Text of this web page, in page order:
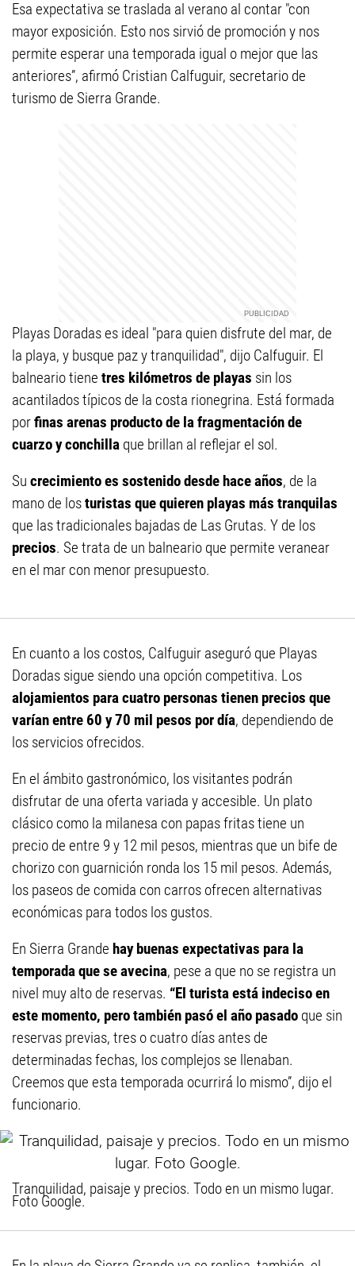
Esa expectativa se traslada al verano al contar "con
mayor exposición. Esto nos sirvió de promoción y nos
permite esperar una temporada igual o mejor que las
anteriores”, afirmó Cristian Calfuguir, secretario de
turismo de Sierra Grande.
Playas Doradas es ideal "para quien disfrute del mar, de
la playa, y busque paz y tranquilidad", dijo Calfuguir. El
balneario tiene tres kilómetros de playas sin los
acantilados típicos de la costa rionegrina. Está formada
porfinas arenas producto de la fragmentación de
cuarzo y conchilla que brillan al reflejar el sol.
Su crecimiento es sostenido desde hace años, de la
mano de losturistas que quieren playas más tranquilas
que las tradicionales bajadas de Las Grutas. Y de los
precios. Se trata de un balneario que permite veranear
en el mar con menor presupuesto.
En cuanto a los costos, Calfuguir aseguró que Playas
Doradas sigue siendo una opción competitiva. Los
alojamientos para cuatro personas tienen precios que
varían entre 60 y 70 mil pesos por día, dependiendo de
los servicios ofrecidos.
En el ámbito gastronómico, los visitantes podrán
disfrutar de una oferta variada y accesible. Un plato
clásico como la milanesa con papas fritas tiene un
precio de entre 9 y 12 mil pesos, mientras que un bife de
chorizo con guarnición ronda los 15 mil pesos. Además,
los paseos de comida con carros ofrecen alternativas
económicas para todos los gustos.
En Sierra Grande hay buenas expectativas para la
temporada que se avecina, pese a que no se registra un
nivel muy alto de reservas. “El turista está indeciso en
este momento, pero también pasó el año pasado que sin
reservas previas, tres o cuatro días antes de
determinadas fechas, los complejos se llenaban.
Creemos que esta temporada ocurrirá lo mismo”, dijo el
funcionario.
Tranquilidad, paisaje y precios. Todo en un mismo lugar.
Foto Google.